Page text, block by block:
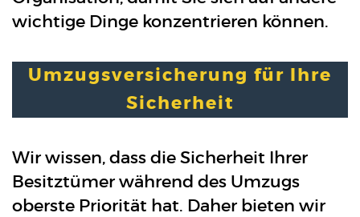
wichtige Dinge konzentrieren können.
Umzugsversicherung für Ihre
Sicherheit
Wir wissen, dass die Sicherheit Ihrer
Besitztümer während des Umzugs
oberste Priorität hat. Daher bieten wir